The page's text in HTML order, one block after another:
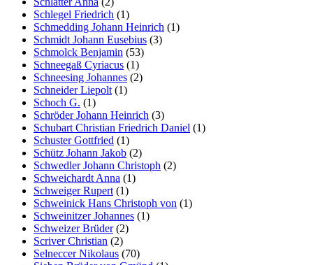
Schlegel Friedrich (1)
Schmedding Johann Heinrich (1)
Schmidt Johann Eusebius (3)
Schmolck Benjamin (53)
Schneegaß Cyriacus (1)
Schneesing Johannes (2)
Schneider Liepolt (1)
Schoch G. (1)
Schröder Johann Heinrich (3)
Schubart Christian Friedrich Daniel (1)
Schuster Gottfried (1)
Schütz Johann Jakob (2)
Schwedler Johann Christoph (2)
Schweichardt Anna (1)
Schweiger Rupert (1)
Schweinick Hans Christoph von (1)
Schweinitzer Johannes (1)
Schweizer Brüder(2)
Scriver Christian (2)
Selneccer Nikolaus (70)